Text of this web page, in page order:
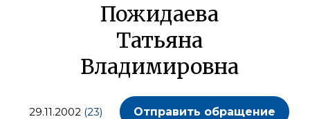
Пожидаева
Татьяна
Владимировна
29.11.2002 (23) Отправить обращение